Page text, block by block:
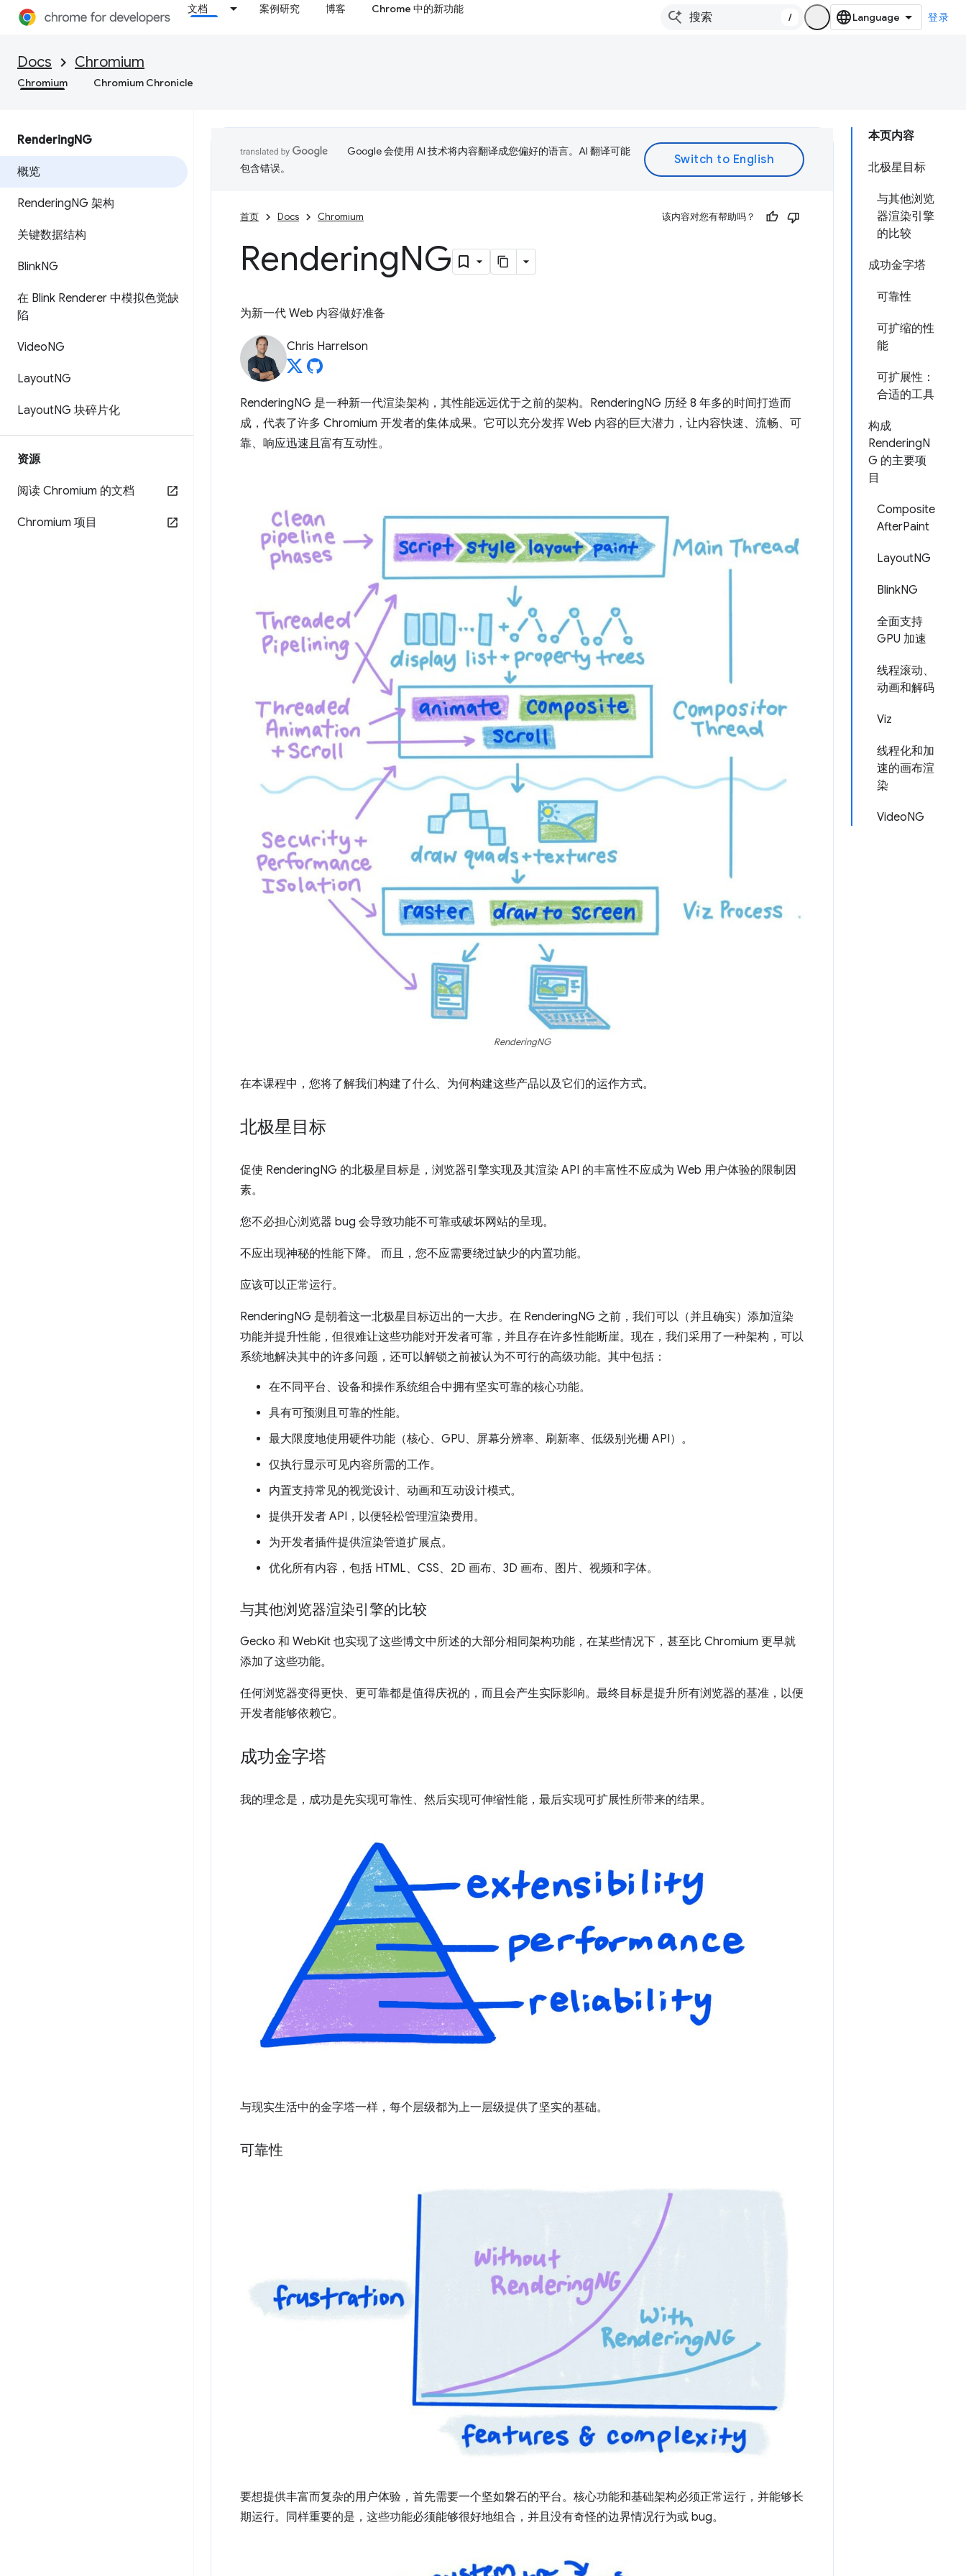
文档 案例研究 博客 Chrome 中的新功能
/ 登录
Docs Chromium
Chromium Chromium Chronicle
RenderingNG
概览
RenderingNG 架构
关键数据结构
BlinkNG
在 Blink Renderer 中模拟色觉缺
陷
VideoNG
LayoutNG
LayoutNG 块碎片化
资源
阅读 Chromium 的文档
Chromium 项目
本页内容
北极星目标
与其他浏览
器渲染引擎
的比较
成功金字塔
可靠性
可扩缩的性
能
可扩展性：
合适的工具
构成
RenderingN
G 的主要项
目
Composite
AfterPaint
LayoutNG
BlinkNG
全面支持
GPU 加速
线程滚动、
动画和解码
Viz
线程化和加
速的画布渲
染
VideoNG
Google 会使用 AI 技术将内容翻译成您偏好的语言。AI 翻译可能
包含错误。
首页 Docs Chromium 该内容对您有帮助吗？
RenderingNG
为新一代 Web 内容做好准备
Chris Harrelson
RenderingNG 是一种新一代渲染架构，其性能远远优于之前的架构。RenderingNG 历经 8 年多的时间打造而
成，代表了许多 Chromium 开发者的集体成果。它可以充分发挥 Web 内容的巨大潜力，让内容快速、流畅、可
靠、响应迅速且富有互动性。
RenderingNG
在本课程中，您将了解我们构建了什么、为何构建这些产品以及它们的运作方式。
北极星目标
促使 RenderingNG 的北极星目标是，浏览器引擎实现及其渲染 API 的丰富性不应成为 Web 用户体验的限制因
素。
您不必担心浏览器 bug 会导致功能不可靠或破坏网站的呈现。
不应出现神秘的性能下降。 而且，您不应需要绕过缺少的内置功能。
应该可以正常运行。
RenderingNG 是朝着这一北极星目标迈出的一大步。在 RenderingNG 之前，我们可以（并且确实）添加渲染
功能并提升性能，但很难让这些功能对开发者可靠，并且存在许多性能断崖。现在，我们采用了一种架构，可以
系统地解决其中的许多问题，还可以解锁之前被认为不可行的高级功能。其中包括：
在不同平台、设备和操作系统组合中拥有坚实可靠的核心功能。
具有可预测且可靠的性能。
最大限度地使用硬件功能（核心、GPU、屏幕分辨率、刷新率、低级别光栅 API）。
仅执行显示可见内容所需的工作。
内置支持常见的视觉设计、动画和互动设计模式。
提供开发者 API，以便轻松管理渲染费用。
为开发者插件提供渲染管道扩展点。
优化所有内容，包括 HTML、CSS、2D 画布、3D 画布、图片、视频和字体。
与其他浏览器渲染引擎的比较
Gecko 和 WebKit 也实现了这些博文中所述的大部分相同架构功能，在某些情况下，甚至比 Chromium 更早就
添加了这些功能。
任何浏览器变得更快、更可靠都是值得庆祝的，而且会产生实际影响。最终目标是提升所有浏览器的基准，以便
开发者能够依赖它。
成功金字塔
我的理念是，成功是先实现可靠性、然后实现可伸缩性能，最后实现可扩展性所带来的结果。
与现实生活中的金字塔一样，每个层级都为上一层级提供了坚实的基础。
可靠性
要想提供丰富而复杂的用户体验，首先需要一个坚如磐石的平台。核心功能和基础架构必须正常运行，并能够长
期运行。同样重要的是，这些功能必须能够很好地组合，并且没有奇怪的边界情况行为或 bug。